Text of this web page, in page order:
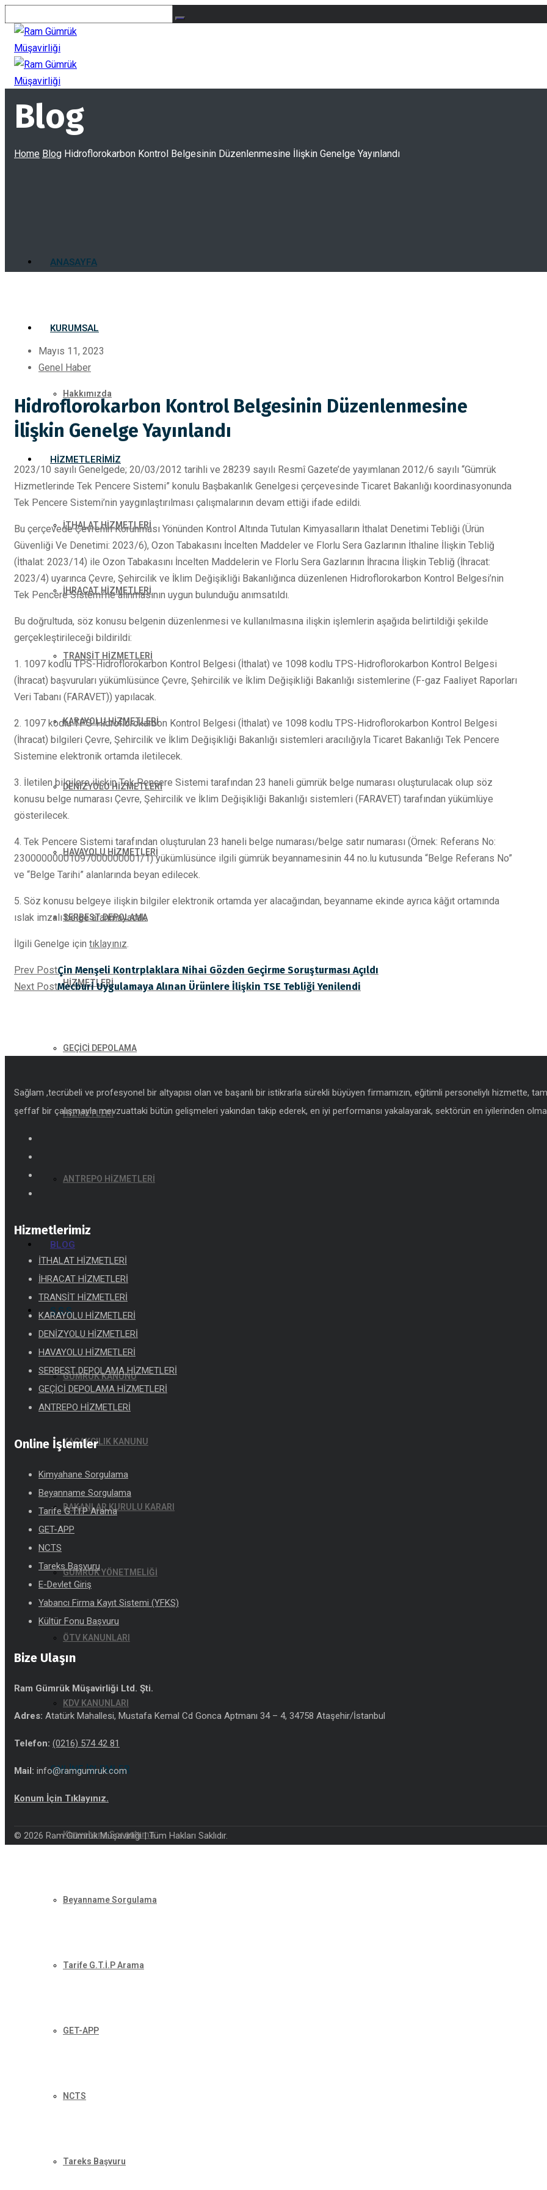
ANASAYFA
KURUMSAL
Hakkımızda
HIZMETLERIMIZ
İTHALAT HİZMETLERİ
İHRACAT HİZMETLERİ
TRANSİT HİZMETLERİ
KARAYOLU HİZMETLERİ
DENİZYOLU HİZMETLERİ
HAVAYOLU HİZMETLERİ
SERBEST DEPOLAMA
HİZMETLERİ
GEÇİCİ DEPOLAMA
HİZMETLERİ
ANTREPO HİZMETLERİ
BLOG
S.S.S
GÜMRÜK KANUNU
KAÇAKÇILIK KANUNU
BAKANLAR KURULU KARARI
GÜMRÜK YÖNETMELİĞİ
ÖTV KANUNLARI
KDV KANUNLARI
ONLINE İŞLEMLER
Kimyahane Sorgulama
Beyanname Sorgulama
Tarife G.T.İ.P Arama
GET-APP
NCTS
Tareks Başvuru
Blog
Home Blog Hidroflorokarbon Kontrol Belgesinin Düzenlenmesine İlişkin Genelge Yayınlandı
Mayıs 11, 2023
Genel Haber
Hidroflorokarbon Kontrol Belgesinin Düzenlenmesine
İlişkin Genelge Yayınlandı
2023/10 sayılı Genelgede; 20/03/2012 tarihli ve 28239 sayılı Resmî Gazete’de yayımlanan 2012/6 sayılı “Gümrük
Hizmetlerinde Tek Pencere Sistemi” konulu Başbakanlık Genelgesi çerçevesinde Ticaret Bakanlığı koordinasyonunda
Tek Pencere Sistemi’nin yaygınlaştırılması çalışmalarının devam ettiği ifade edildi.
Bu çerçevede Çevrenin Korunması Yönünden Kontrol Altında Tutulan Kimyasalların İthalat Denetimi Tebliği (Ürün
Güvenliği Ve Denetimi: 2023/6), Ozon Tabakasını İncelten Maddeler ve Florlu Sera Gazlarının İthaline İlişkin Tebliğ
(İthalat: 2023/14) ile Ozon Tabakasını İncelten Maddelerin ve Florlu Sera Gazlarının İhracına İlişkin Tebliğ (İhracat:
2023/4) uyarınca Çevre, Şehircilik ve İklim Değişikliği Bakanlığınca düzenlenen Hidroflorokarbon Kontrol Belgesi’nin
Tek Pencere Sistemi’ne alınmasının uygun bulunduğu anımsatıldı.
Bu doğrultuda, söz konusu belgenin düzenlenmesi ve kullanılmasına ilişkin işlemlerin aşağıda belirtildiği şekilde
gerçekleştirileceği bildirildi:
1. 1097 kodlu TPS-Hidroflorokarbon Kontrol Belgesi (İthalat) ve 1098 kodlu TPS-Hidroflorokarbon Kontrol Belgesi
(İhracat) başvuruları yükümlüsünce Çevre, Şehircilik ve İklim Değişikliği Bakanlığı sistemlerine (F-gaz Faaliyet Raporları
Veri Tabanı (FARAVET)) yapılacak.
2. 1097 kodlu TPS-Hidroflorokarbon Kontrol Belgesi (İthalat) ve 1098 kodlu TPS-Hidroflorokarbon Kontrol Belgesi
(İhracat) bilgileri Çevre, Şehircilik ve İklim Değişikliği Bakanlığı sistemleri aracılığıyla Ticaret Bakanlığı Tek Pencere
Sistemine elektronik ortamda iletilecek.
3. İletilen bilgilere ilişkin Tek Pencere Sistemi tarafından 23 haneli gümrük belge numarası oluşturulacak olup söz
konusu belge numarası Çevre, Şehircilik ve İklim Değişikliği Bakanlığı sistemleri (FARAVET) tarafından yükümlüye
gösterilecek.
4. Tek Pencere Sistemi tarafından oluşturulan 23 haneli belge numarası/belge satır numarası (Örnek: Referans No:
23000000001097000000001/1) yükümlüsünce ilgili gümrük beyannamesinin 44 no.lu kutusunda “Belge Referans No”
ve “Belge Tarihi” alanlarında beyan edilecek.
5. Söz konusu belgeye ilişkin bilgiler elektronik ortamda yer alacağından, beyanname ekinde ayrıca kâğıt ortamında
ıslak imzalı belge aranmayacak.
İlgili Genelge için tıklayınız.
Prev PostÇin Menşeli Kontrplaklara Nihai Gözden Geçirme Soruşturması Açıldı
Next PostMecburi Uygulamaya Alınan Ürünlere İlişkin TSE Tebliği Yenilendi
Sağlam ,tecrübeli ve profesyonel bir altyapısı olan ve başarılı bir istikrarla sürekli büyüyen firmamızın, eğitimli personeliylı hizmette,
şeffaf bir çalışmayla mevzuattaki bütün gelişmeleri yakından takip ederek, en iyi performansı yakalayarak, sektörün en iyilerinden
Hizmetlerimiz
İTHALAT HİZMETLERİ
İHRACAT HİZMETLERİ
TRANSİT HİZMETLERİ
KARAYOLU HİZMETLERİ
DENİZYOLU HİZMETLERİ
HAVAYOLU HİZMETLERİ
SERBEST DEPOLAMA HİZMETLERİ
GEÇİCİ DEPOLAMA HİZMETLERİ
ANTREPO HİZMETLERİ
Online İşlemler
Kimyahane Sorgulama
Beyanname Sorgulama
Tarife G.T.İ.P Arama
GET-APP
NCTS
Tareks Başvuru
E-Devlet Giriş
Yabancı Firma Kayıt Sistemi (YFKS)
Kültür Fonu Başvuru
Bize Ulaşın
Ram Gümrük Müşavirliği Ltd. Şti.
Adres: Atatürk Mahallesi, Mustafa Kemal Cd Gonca Aptmanı 34 – 4, 34758 Ataşehir/İstanbul
Telefon: (0216) 574 42 81
Mail: info@ramgumruk.com
Konum İçin Tıklayınız.
© 2026 Ram Gümrük Müşavirliği | Tüm Hakları Saklıdır.